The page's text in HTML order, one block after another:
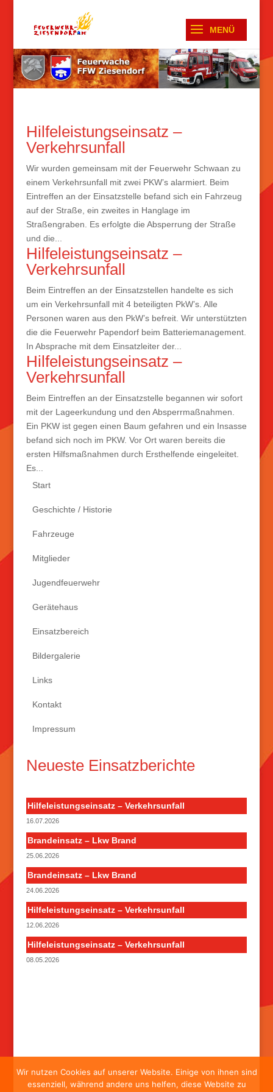
Hilfeleistungseinsatz –
Verkehrsunfall
Wir wurden gemeinsam mit der Feuerwehr Schwaan zu
einem Verkehrsunfall mit zwei PKW’s alarmiert. Beim
Eintreffen an der Einsatzstelle befand sich ein Fahrzeug
auf der Straße, ein zweites in Hanglage im
Straßengraben. Es erfolgte die Absperrung der Straße
und die...
Hilfeleistungseinsatz –
Verkehrsunfall
Beim Eintreffen an der Einsatzstellen handelte es sich
um ein Verkehrsunfall mit 4 beteiligten PkW’s. Alle
Personen waren aus den PkW’s befreit. Wir unterstützten
die die Feuerwehr Papendorf beim Batteriemanagement.
In Absprache mit dem Einsatzleiter der...
Hilfeleistungseinsatz –
Verkehrsunfall
Beim Eintreffen an der Einsatzstelle begannen wir sofort
mit der Lageerkundung und den Absperrmaßnahmen.
Ein PKW ist gegen einen Baum gefahren und ein Insasse
befand sich noch im PKW. Vor Ort waren bereits die
ersten Hilfsmaßnahmen durch Ersthelfende eingeleitet.
Es...
Start
Geschichte / Historie
Fahrzeuge
Mitglieder
Jugendfeuerwehr
Gerätehaus
Einsatzbereich
Bildergalerie
Links
Kontakt
Impressum
Neueste Einsatzberichte
Hilfeleistungseinsatz – Verkehrsunfall
16.07.2026
Brandeinsatz – Lkw Brand
25.06.2026
Brandeinsatz – Lkw Brand
24.06.2026
Hilfeleistungseinsatz – Verkehrsunfall
12.06.2026
Hilfeleistungseinsatz – Verkehrsunfall
08.05.2026
Wir nutzen Cookies auf unserer Website. Einige von ihnen sind
essenziell, während andere uns helfen, diese Website zu